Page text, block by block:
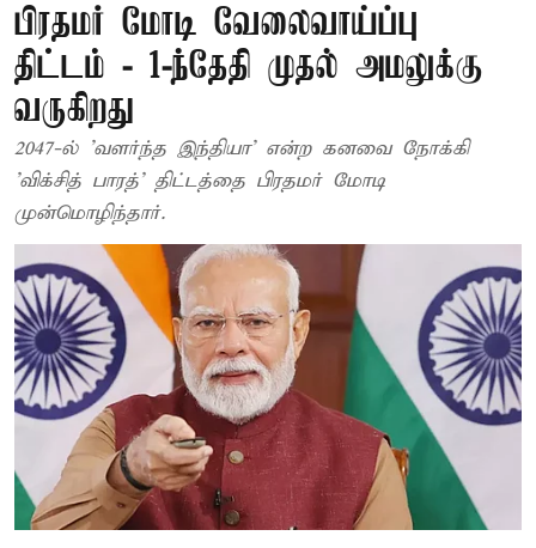
பிரதமர் மோடி வேலைவாய்ப்பு
திட்டம் - 1-ந்தேதி முதல் அமலுக்கு
வருகிறது
2047-ல் 'வளர்ந்த இந்தியா' என்ற கனவை நோக்கி
'விக்சித் பாரத்' திட்டத்தை பிரதமர் மோடி
முன்மொழிந்தார்.